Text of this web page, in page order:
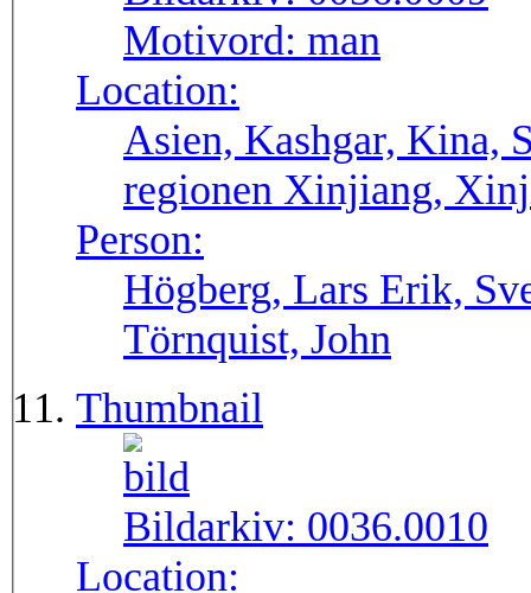
Motivord: man
Location:
Asien, Kashgar, Kina,
regionen Xinjiang,
Person:
Högberg, Lars Erik,
Törnquist, John
Thumbnail
Bildarkiv: 0036.0010
Location: